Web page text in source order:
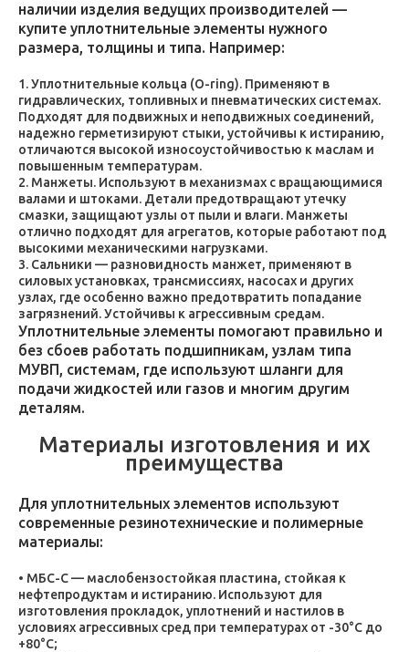
наличии изделия ведущих производителей —
купите уплотнительные элементы нужного
размера, толщины и типа. Например:
Уплотнительные кольца (O-ring). Применяют в
гидравлических, топливных и пневматических системах.
Подходят для подвижных и неподвижных соединений,
надежно герметизируют стыки, устойчивы к истиранию,
отличаются высокой износоустойчивостью к маслам и
повышенным температурам.
Манжеты. Используют в механизмах с вращающимися
валами и штоками. Детали предотвращают утечку
смазки, защищают узлы от пыли и влаги. Манжеты
отлично подходят для агрегатов, которые работают под
высокими механическими нагрузками.
Сальники — разновидность манжет, применяют в
силовых установках, трансмиссиях, насосах и других
узлах, где особенно важно предотвратить попадание
загрязнений. Устойчивы к агрессивным средам.
Уплотнительные элементы помогают правильно и
без сбоев работать подшипникам, узлам типа
МУВП, системам, где используют шланги для
подачи жидкостей или газов и многим другим
деталям.
Материалы изготовления и их
преимущества
Для уплотнительных элементов используют
современные резинотехнические и полимерные
материалы:
МБС-С — маслобензостойкая пластина, стойкая к
нефтепродуктам и истиранию. Используют для
изготовления прокладок, уплотнений и настилов в
условиях агрессивных сред при температурах от -30°C до
+80°C;